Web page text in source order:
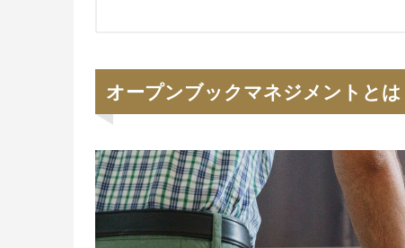
オープンブックマネジメントとは